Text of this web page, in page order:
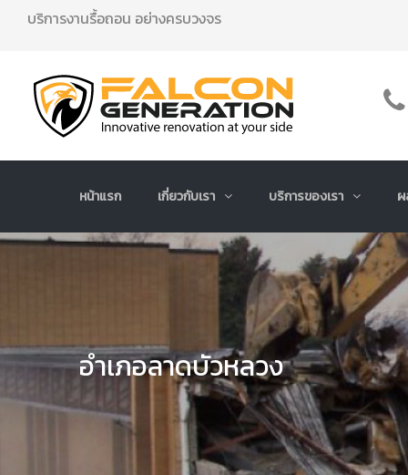
บริการงานรื้อถอน อย่างครบวงจร
หน้าแรก เกี่ยวกับเรา บริการของเรา
อำเภอลาดบัวหลวง